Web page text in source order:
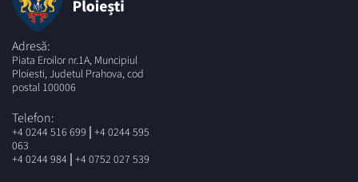
Adresă:
Piata Eroilor nr.1A, Muncipiul
Ploiesti, Judetul Prahova, cod
postal 100006
Telefon:
+4 0244 516 699 | +4 0244 595
063
+4 0244 984 | +4 0752 027 539